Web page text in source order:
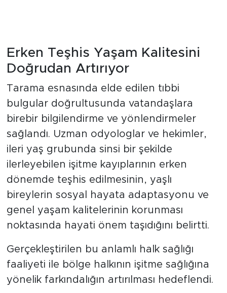
Erken Teşhis Yaşam Kalitesini
Doğrudan Artırıyor
Tarama esnasında elde edilen tıbbi
bulgular doğrultusunda vatandaşlara
birebir bilgilendirme ve yönlendirmeler
sağlandı. Uzman odyologlar ve hekimler,
ileri yaş grubunda sinsi bir şekilde
ilerleyebilen işitme kayıplarının erken
dönemde teşhis edilmesinin, yaşlı
bireylerin sosyal hayata adaptasyonu ve
genel yaşam kalitelerinin korunması
noktasında hayati önem taşıdığını belirtti.
Gerçekleştirilen bu anlamlı halk sağlığı
faaliyeti ile bölge halkının işitme sağlığına
yönelik farkındalığın artırılması hedeflendi.